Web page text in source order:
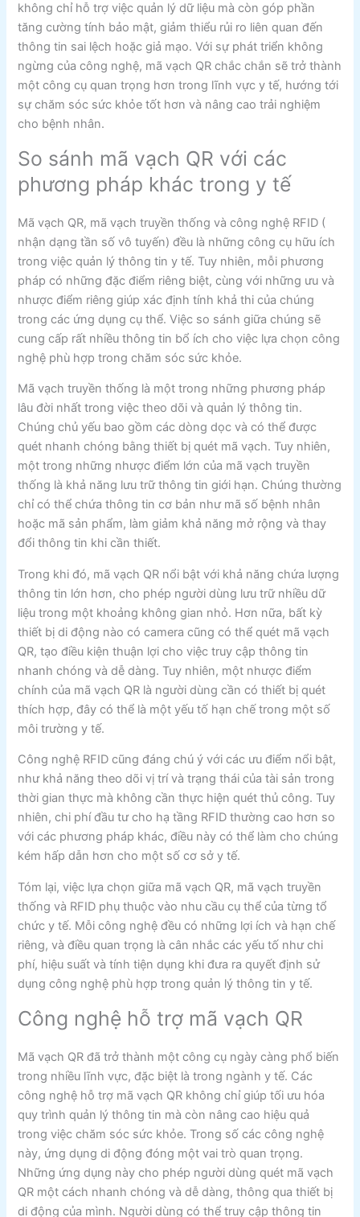
không chỉ hỗ trợ việc quản lý dữ liệu mà còn góp phần
tăng cường tính bảo mật, giảm thiểu rủi ro liên quan đến
thông tin sai lệch hoặc giả mạo. Với sự phát triển không
ngừng của công nghệ, mã vạch QR chắc chắn sẽ trở thành
một công cụ quan trọng hơn trong lĩnh vực y tế, hướng tới
sự chăm sóc sức khỏe tốt hơn và nâng cao trải nghiệm
cho bệnh nhân.
So sánh mã vạch QR với các
phương pháp khác trong y tế
Mã vạch QR, mã vạch truyền thống và công nghệ RFID (
nhận dạng tần số vô tuyến) đều là những công cụ hữu ích
trong việc quản lý thông tin y tế. Tuy nhiên, mỗi phương
pháp có những đặc điểm riêng biệt, cùng với những ưu và
nhược điểm riêng giúp xác định tính khả thi của chúng
trong các ứng dụng cụ thể. Việc so sánh giữa chúng sẽ
cung cấp rất nhiều thông tin bổ ích cho việc lựa chọn công
nghệ phù hợp trong chăm sóc sức khỏe.
Mã vạch truyền thống là một trong những phương pháp
lâu đời nhất trong việc theo dõi và quản lý thông tin.
Chúng chủ yếu bao gồm các dòng dọc và có thể được
quét nhanh chóng bằng thiết bị quét mã vạch. Tuy nhiên,
một trong những nhược điểm lớn của mã vạch truyền
thống là khả năng lưu trữ thông tin giới hạn. Chúng thường
chỉ có thể chứa thông tin cơ bản như mã số bệnh nhân
hoặc mã sản phẩm, làm giảm khả năng mở rộng và thay
đổi thông tin khi cần thiết.
Trong khi đó, mã vạch QR nổi bật với khả năng chứa lượng
thông tin lớn hơn, cho phép người dùng lưu trữ nhiều dữ
liệu trong một khoảng không gian nhỏ. Hơn nữa, bất kỳ
thiết bị di động nào có camera cũng có thể quét mã vạch
QR, tạo điều kiện thuận lợi cho việc truy cập thông tin
nhanh chóng và dễ dàng. Tuy nhiên, một nhược điểm
chính của mã vạch QR là người dùng cần có thiết bị quét
thích hợp, đây có thể là một yếu tố hạn chế trong một số
môi trường y tế.
Công nghệ RFID cũng đáng chú ý với các ưu điểm nổi bật,
như khả năng theo dõi vị trí và trạng thái của tài sản trong
thời gian thực mà không cần thực hiện quét thủ công. Tuy
nhiên, chi phí đầu tư cho hạ tầng RFID thường cao hơn so
với các phương pháp khác, điều này có thể làm cho chúng
kém hấp dẫn hơn cho một số cơ sở y tế.
Tóm lại, việc lựa chọn giữa mã vạch QR, mã vạch truyền
thống và RFID phụ thuộc vào nhu cầu cụ thể của từng tổ
chức y tế. Mỗi công nghệ đều có những lợi ích và hạn chế
riêng, và điều quan trọng là cân nhắc các yếu tố như chi
phí, hiệu suất và tính tiện dụng khi đưa ra quyết định sử
dụng công nghệ phù hợp trong quản lý thông tin y tế.
Công nghệ hỗ trợ mã vạch QR
Mã vạch QR đã trở thành một công cụ ngày càng phổ biến
trong nhiều lĩnh vực, đặc biệt là trong ngành y tế. Các
công nghệ hỗ trợ mã vạch QR không chỉ giúp tối ưu hóa
quy trình quản lý thông tin mà còn nâng cao hiệu quả
trong việc chăm sóc sức khỏe. Trong số các công nghệ
này, ứng dụng di động đóng một vai trò quan trọng.
Những ứng dụng này cho phép người dùng quét mã vạch
QR một cách nhanh chóng và dễ dàng, thông qua thiết bị
di động của mình. Người dùng có thể truy cập thông tin